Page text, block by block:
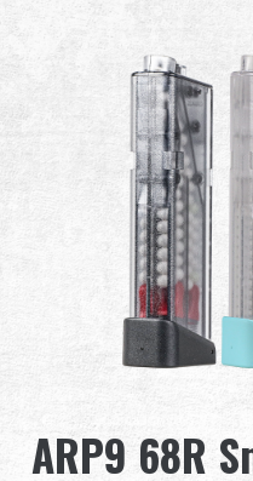
PISTOLET AIRSOFT
PIÈCES & ACCESSOIRES
SYSTÈME D'ENTRAÎNEMENT
À propos de nous
ARP9 68R